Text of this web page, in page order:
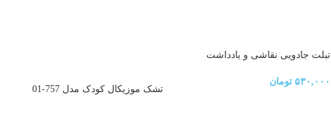
تبلت جادویی نقاشی و یادداشت
۵۳۰,۰۰۰ تومان
تشک موزیکال کودک مدل 757-01